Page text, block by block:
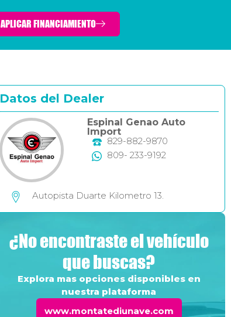
APLICAR FINANCIAMIENTO
Datos del Dealer
Espinal Genao Auto
Import
829-882-9870
809- 233-9192
Autopista Duarte Kilometro 13.
¿No encontraste el vehículo
que buscas?
Explora mas opciones disponibles en
nuestra plataforma
www.montatediunave.com